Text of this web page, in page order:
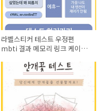
라벨스티커 테스트 우정편
mbti 결과 메모리 링크 케이테